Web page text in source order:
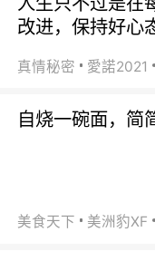
改进，保持好心
真情秘密 愛諾2021
自烧一碗面，简
美食天下 美洲豹XF